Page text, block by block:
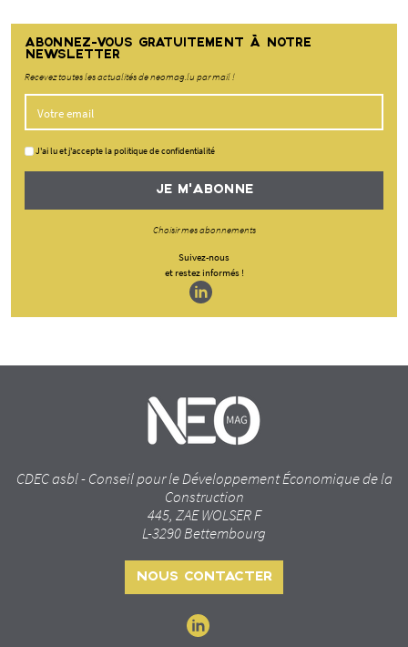
ABONNEZ-VOUS GRATUITEMENT À NOTRE
NEWSLETTER
Recevez toutes les actualités de neomag.lu par mail !
J'ai lu et j'accepte la politique de confidentialité
JE M'ABONNE
Choisir mes abonnements
Suivez-nous
et restez informés !
CDEC asbl - Conseil pour le Développement Économique de la
Construction
445, ZAE WOLSER F
L-3290 Bettembourg
NOUS CONTACTER